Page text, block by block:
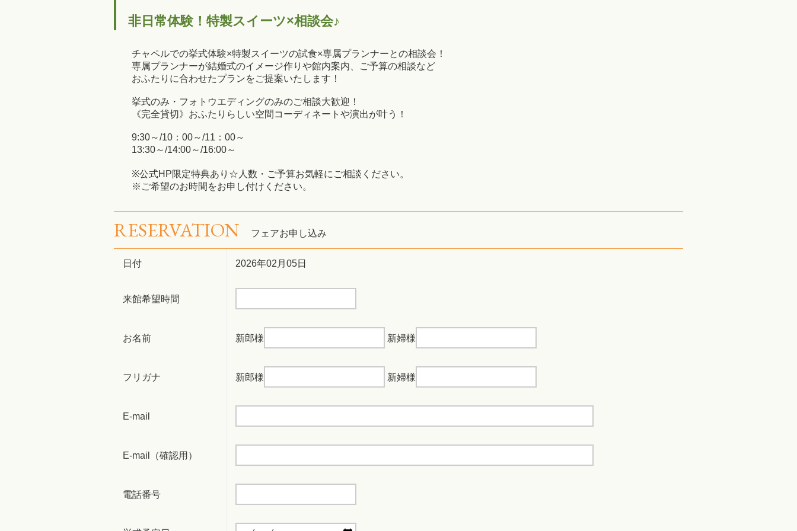
非日常体験！特製スイーツ×相談会♪
チャペルでの挙式体験×特製スイーツの試食×専属プランナーとの相談会！
専属プランナーが結婚式のイメージ作りや館内案内、ご予算の相談など
おふたりに合わせたプランをご提案いたします！
挙式のみ・フォトウエディングのみのご相談大歓迎！
《完全貸切》おふたりらしい空間コーディネートや演出が叶う！
9:30～/10：00～/11：00～
13:30～/14:00～/16:00～
※公式HP限定特典あり☆人数・ご予算お気軽にご相談ください。
※ご希望のお時間をお申し付けください。
RESERVATION フェアお申し込み
日付 2026年02月05日
来館希望時間
お名前 新郎様 新婦様
フリガナ 新郎様 新婦様
E-mail
E-mail（確認用）
電話番号